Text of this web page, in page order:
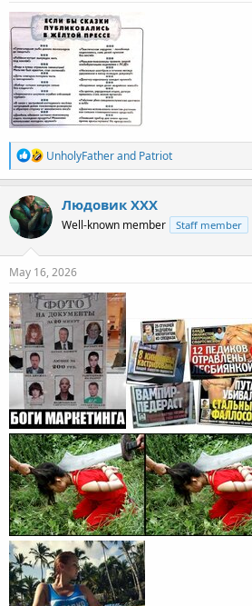
R
e
a
c
t
i
n
s
UnholyFatherand Patriot
Людовик ХХХ
Well-known member Staff member
May 16, 2026